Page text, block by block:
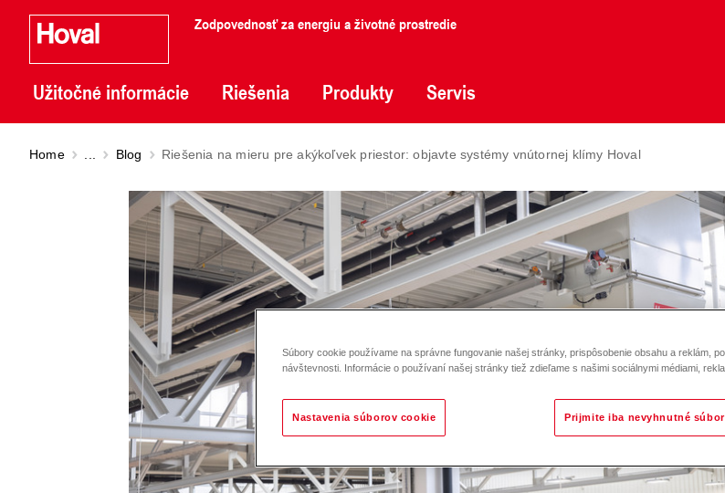
Zodpovednosť za energiu a životné prostredie
Užitočné informácie Riešenia Produkty Servis
Home Blog Riešenia na mieru pre akýkoľvek priestor: objavte systémy vnútornej klímy Hoval
Súbory cookie používame na správne fungovanie našej stránky, prispôsobenie obsahu a reklám,
návštevnosti. Informácie o používaní našej stránky tiež zdieľame s našimi sociálnymi médiami,
Nastavenia súborov cookie Prijmite iba nevyhnutné